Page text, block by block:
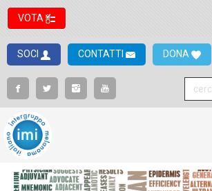
VOTA
SOCI CONTATTI DONA